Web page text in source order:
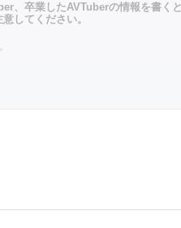
、卒業したAVTuberの情報を書く
してください。